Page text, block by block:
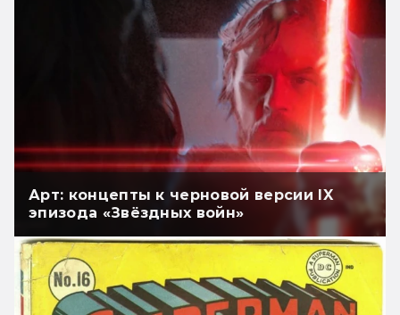
Арт: концепты к черновой версии IX
эпизода «Звёздных войн»